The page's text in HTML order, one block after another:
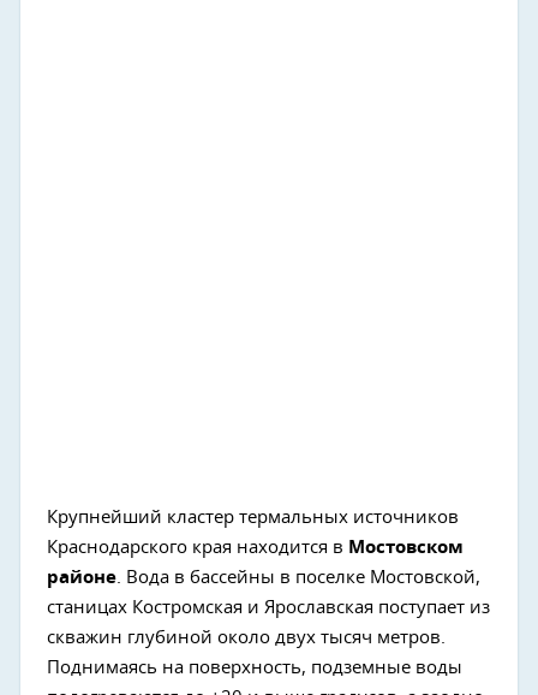
Крупнейший кластер термальных источников
Краснодарского края находится в Мостовском
районе . Вода в бассейны в поселке Мостовской,
станицах Костромская и Ярославская поступает из
скважин глубиной около двух тысяч метров.
Поднимаясь на поверхность, подземные воды